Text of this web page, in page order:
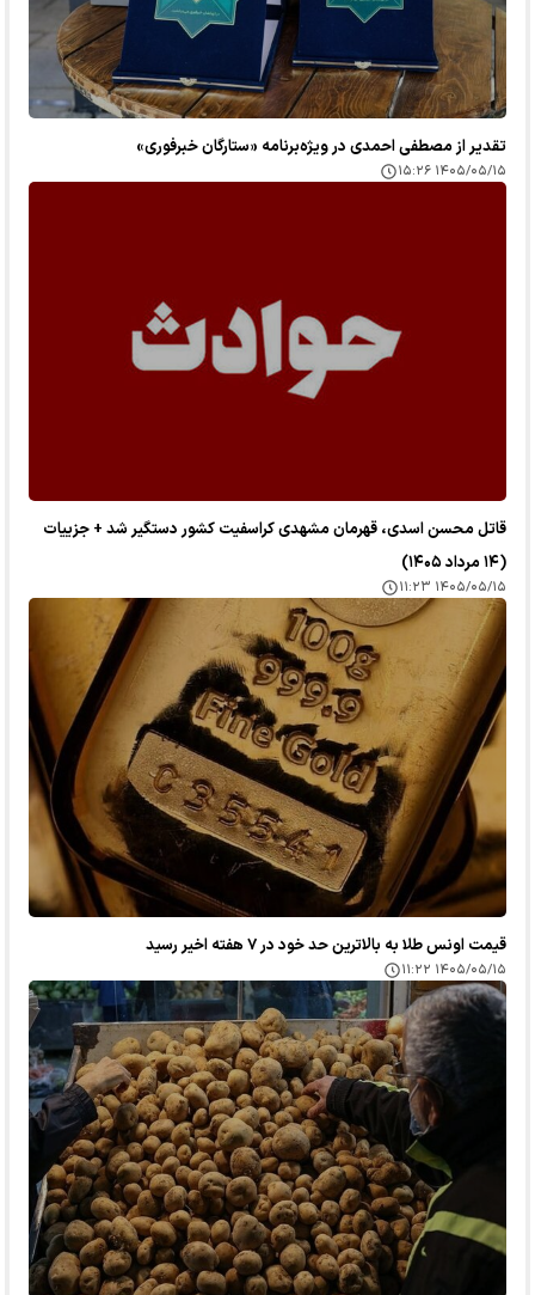
تقدیر از مصطفی احمدی در ویژه‌برنامه «ستارگان خبرفوری»
۱۴۰۵/۰۵/۱۵ ۱۵:۲۶
قاتل محسن اسدی، قهرمان مشهدی کراسفیت کشور دستگیر شد + جزییات
(۱۴ مرداد ۱۴۰۵)
۱۴۰۵/۰۵/۱۵ ۱۱:۲۳
قیمت اونس طلا به بالاترین حد خود در ۷ هفته اخیر رسید
۱۴۰۵/۰۵/۱۵ ۱۱:۲۲